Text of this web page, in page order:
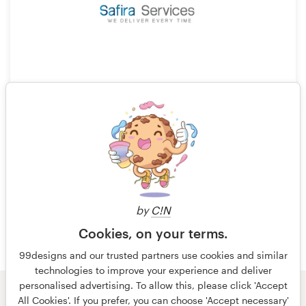
by C!N
Cookies, on your terms.
99designs and our trusted partners use cookies and similar
technologies to improve your experience and deliver
personalised advertising. To allow this, please click 'Accept
All Cookies'. If you prefer, you can choose 'Accept necessary'
© 99designs de Vista